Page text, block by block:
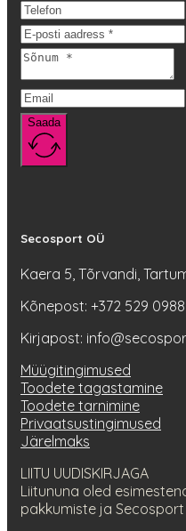
Saada
Secosport OÜ
Kaera 5, Tõrvandi,
Kõnepost: +372 529 0988
Kirjapost:
Müügitingimused
Toodete tagastamine
Toodete tarnimine
Privaatsustingimused
Järelmaks
LIITU UUDISKIRJAGA
Liitununa oled
pakkumiste ja